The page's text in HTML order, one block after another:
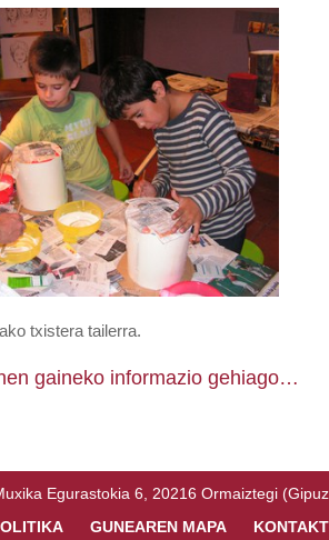
txistera tailerra.
gaineko informazio gehiago…
Egurastokia 6, 20216 Ormaiztegi
GUNEAREN MAPA